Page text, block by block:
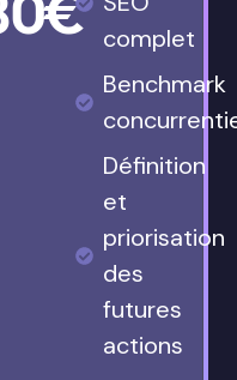
complet
Benchmark
Définition
et
priorisation
des
futures
actions